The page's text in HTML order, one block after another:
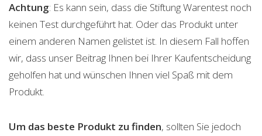
Achtung: Es kann sein, dass die Stiftung Warentest noch
keinen Test durchgeführt hat. Oder das Produkt unter
einem anderen Namen gelistet ist. In diesem Fall hoffen
wir, dass unser Beitrag Ihnen bei Ihrer Kaufentscheidung
geholfen hat und wünschen Ihnen viel Spaß mit dem
Produkt.
Um das beste Produkt zu finden, sollten Sie jedoch